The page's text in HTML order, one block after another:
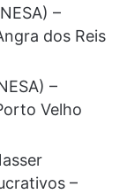
–
dos Reis
–
Velho
–